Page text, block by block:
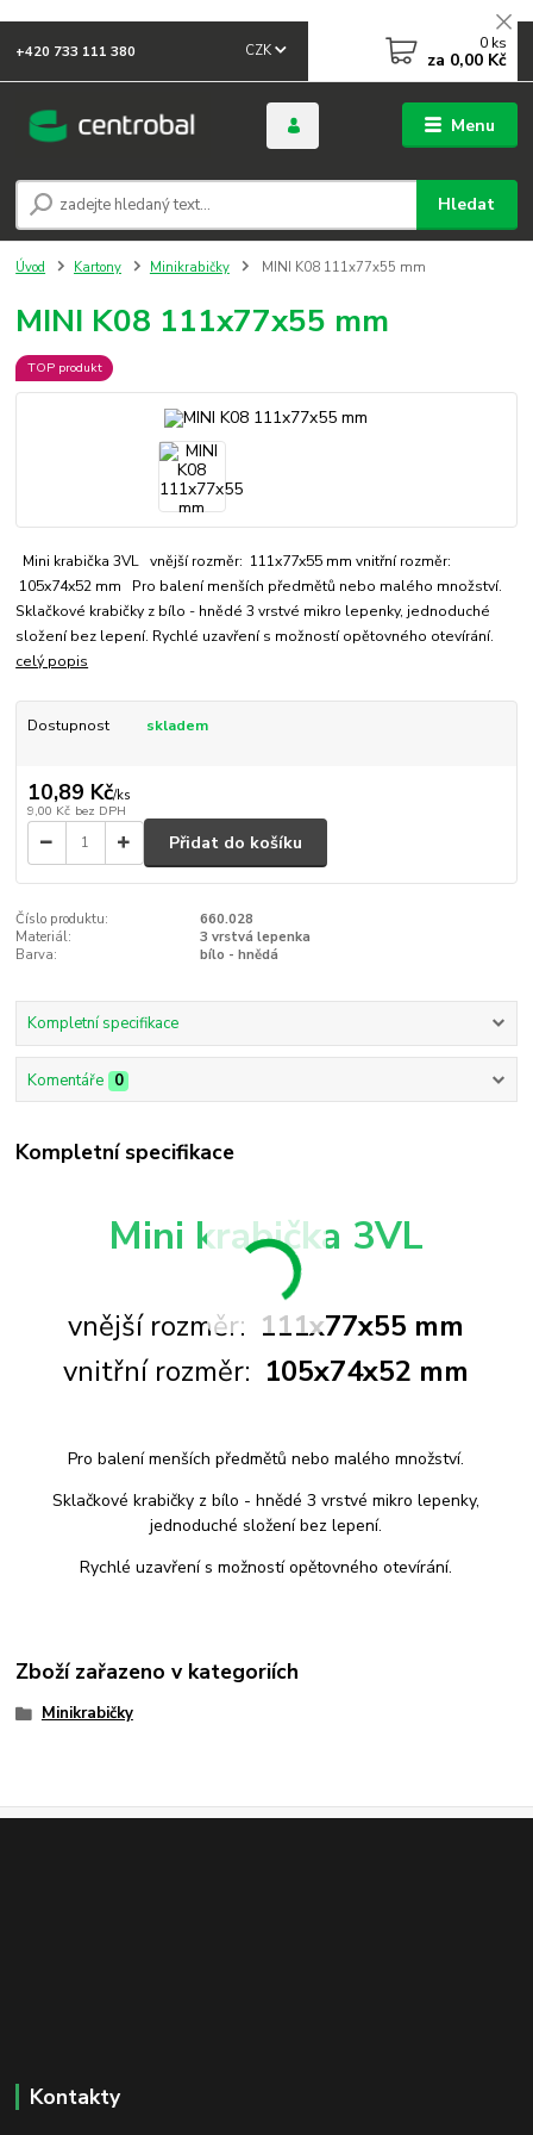
Menu
CZK
Hledat
+420 733 111 380 0 ks
za 0,00 Kč
Úvod Kartony Minikrabičky MINI K08 111x77x55 mm
MINI K08 111x77x55 mm
TOP produkt
Mini krabička 3VL vnější rozměr: 111x77x55 mm vnitřní rozměr:
105x74x52 mm Pro balení menších předmětů nebo malého množství.
Sklačkové krabičky z bílo - hnědé 3 vrstvé mikro lepenky, jednoduché
složení bez lepení. Rychlé uzavření s možností opětovného otevírání.
celý popis
Dostupnost skladem
10,89 Kč/ks
9,00 Kč bez DPH
Přidat do košíku
Číslo produktu:
660.028
Materiál:
3 vrstvá lepenka
Barva:
bílo - hnědá
Kompletní specifikace
Komentáře 0
Kompletní specifikace
Mini krabička 3VL
vnější rozměr: 111x77x55 mm
vnitřní rozměr: 105x74x52 mm
Pro balení menších předmětů nebo malého množství.
Sklačkové krabičky z bílo - hnědé 3 vrstvé mikro lepenky,
jednoduché složení bez lepení.
Rychlé uzavření s možností opětovného otevírání.
Zboží zařazeno v kategoriích
Minikrabičky
Kontakty